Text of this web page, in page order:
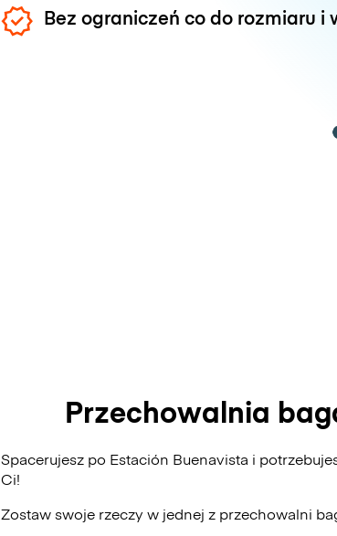
Bez ograniczeń co do rozmiaru i
Przechowalnia
Spacerujesz po Estación Buenavista i
Ci!
Zostaw swoje rzeczy w jednej z przechowalni